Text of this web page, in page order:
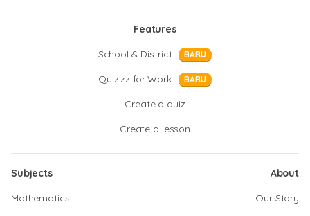
Features
School & District
BARU
Quizizz for Work BARU
Create a quiz
Create a lesson
Subjects
Mathematics
About
Our Story